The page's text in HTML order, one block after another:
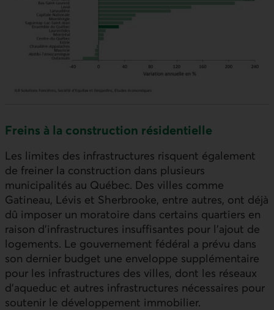
Freins à la construction résidentielle
Les limites des infrastructures risquent également
de freiner la construction dans plusieurs
municipalités au Québec. Des villes comme
Gatineau, Lévis et Sherbrooke, entre autres, ont déjà
dû imposer un moratoire dans certains quartiers en
raison d’infrastructures insuffisantes pour l’ajout de
logements. Le gouvernement fédéral a prévu dans
son dernier budget une enveloppe supplémentaire
pour les infrastructures des villes, dont les réseaux
d’aqueduc et autres infrastructures nécessaires pour
soutenir le développement immobilier.